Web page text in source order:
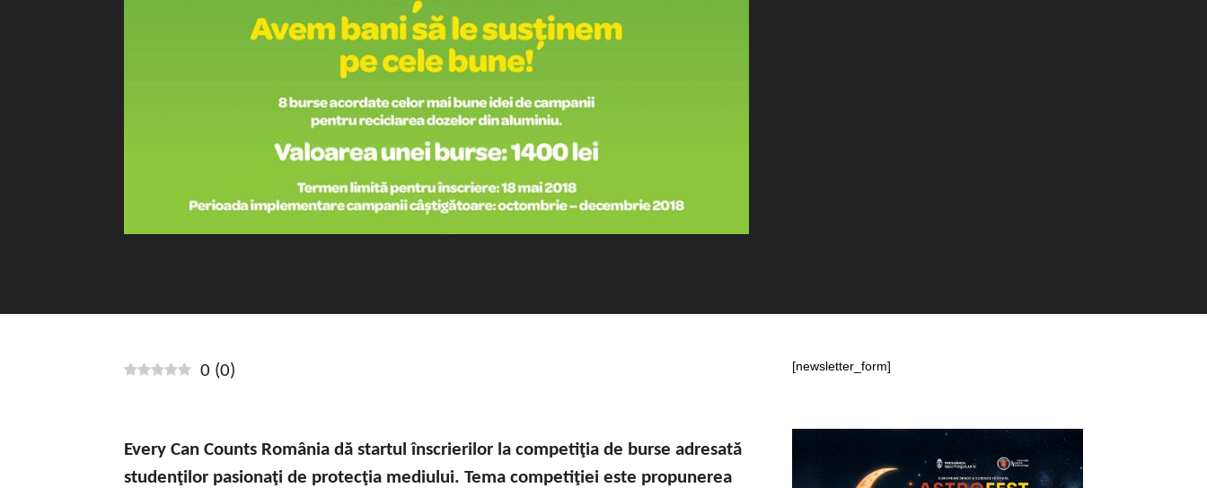
0 (0)
Every Can Counts România dă startul înscrierilor la competiţia de burse adresată
studenţilor pasionaţi de protecţia mediului. Tema competiţiei este propunerea
[newsletter_form]